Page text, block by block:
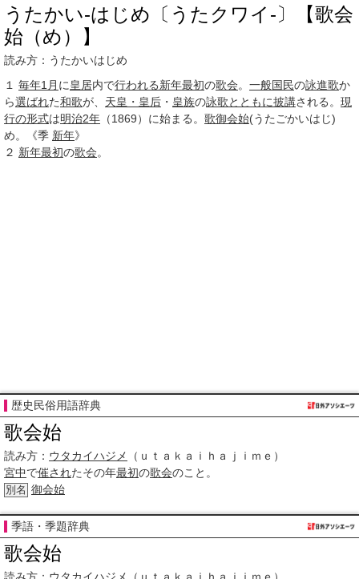
うたかい‐はじめ〔うたクワイ‐〕【歌会
始（め）】
読み方：うたかいはじめ
１
毎年1月 に皇居内で行われる新年最初の歌会。 一般国民の詠進歌か
ら選ばれた和歌が、 天皇・皇后 ・ 皇族の詠歌とともに披講される。 現
行の形式は明治2年 （1869）に始まる。 歌御会始(うたごかいはじ)
め。《季 新年》
２ 新年最初の歌会。
歴史民俗用語辞典
歌会始
読み方： ウタカイハジメ
（ｕｔａｋａｉｈａｊｉｍｅ）
宮中で催されたその年最初の歌会のこと。
別名 御会始
季語・季題辞典
歌会始